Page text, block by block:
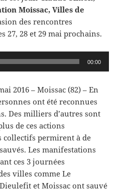
Moissac, Villes de
des rencontres
27, 28 et 29 mai prochains.
00:00
2016 – Moissac (82) –En
ont été reconnues
Des milliers d’autres sont
de ces actions
collectifs permirent à de
Les manifestations
ces 3 journées
villes comme Le
et Moissac ont sauvé